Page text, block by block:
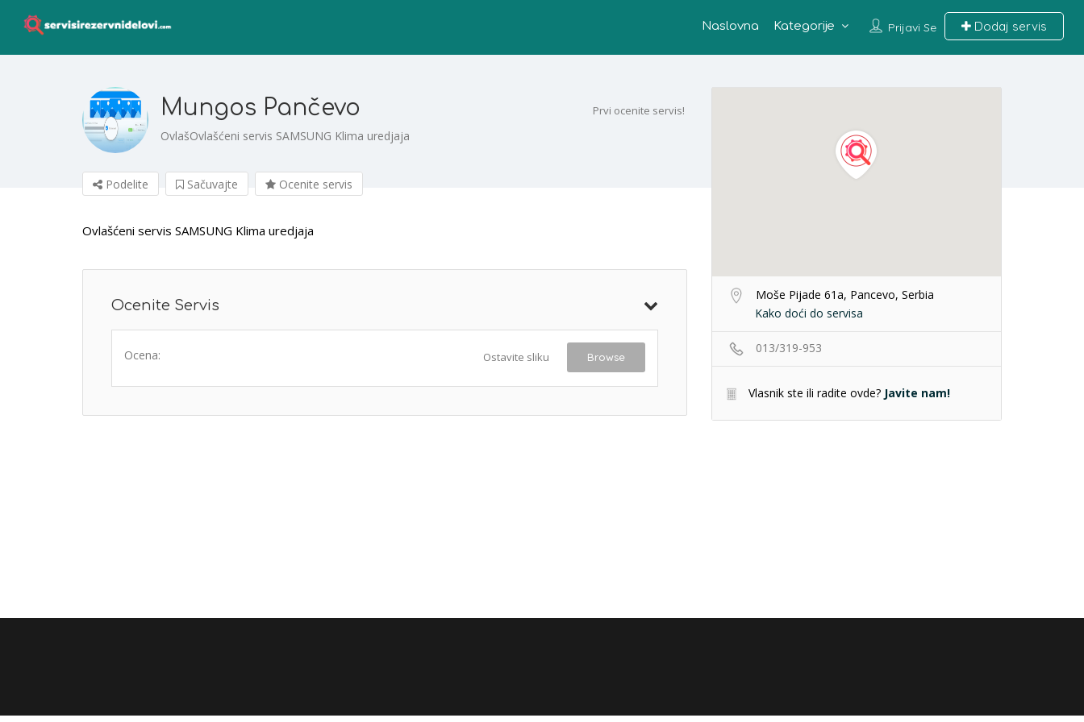
Prijavi Se Dodaj servis
Naslovna Kategorije
Mungos Pančevo
OvlašOvlašćeni servis SAMSUNG Klima uredjaja
Prvi ocenite servis!
Podelite Sačuvajte Ocenite servis
Moše Pijade 61a, Pancevo, Serbia
Kako doći do servisa
013/319-953
Vlasnik ste ili radite ovde? Javite nam!
Ovlašćeni servis SAMSUNG Klima uredjaja
Ocenite Servis
Ocena: Ostavite sliku Browse